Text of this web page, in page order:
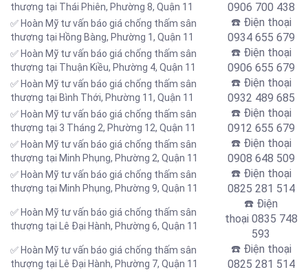
thượng tại Thái Phiên, Phường 8, Quận 11
0906 700 438
✅ Hoàn Mỹ tư vấn báo giá chống thấm sân
thượng tại Hồng Bàng, Phường 1, Quận 11
☎️ Điện thoại
0934 655 679
✅ Hoàn Mỹ tư vấn báo giá chống thấm sân
thượng tại Thuận Kiều, Phường 4, Quận 11
☎️ Điện thoại
0906 655 679
✅ Hoàn Mỹ tư vấn báo giá chống thấm sân
thượng tại Bình Thới, Phường 11, Quận 11
☎️ Điện thoại
0932 489 685
✅ Hoàn Mỹ tư vấn báo giá chống thấm sân
thượng tại 3 Tháng 2, Phường 12, Quận 11
☎️ Điện thoại
0912 655 679
✅ Hoàn Mỹ tư vấn báo giá chống thấm sân
thượng tại Minh Phụng, Phường 2, Quận 11
☎️ Điện thoại
0908 648 509
✅ Hoàn Mỹ tư vấn báo giá chống thấm sân
thượng tại Minh Phụng, Phường 9, Quận 11
☎️ Điện thoại
0825 281 514
✅ Hoàn Mỹ tư vấn báo giá chống thấm sân
thượng tại Lê Đại Hành, Phường 6, Quận 11
☎️ Điện
thoại 0835 748
593
✅ Hoàn Mỹ tư vấn báo giá chống thấm sân
thượng tại Lê Đại Hành, Phường 7, Quận 11
☎️ Điện thoại
0825 281 514